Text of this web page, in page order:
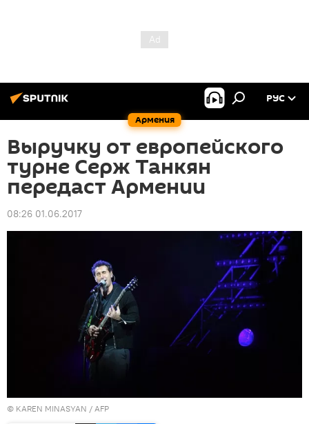
Армения
РУС
Выручку от европейского
турне Серж Танкян
передаст Армении
08:26 01.06.2017
© KAREN MINASYAN / AFP